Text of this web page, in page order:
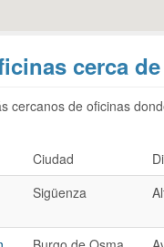
cerca
cercanos de oficinas
Ciudad
Sigüenza